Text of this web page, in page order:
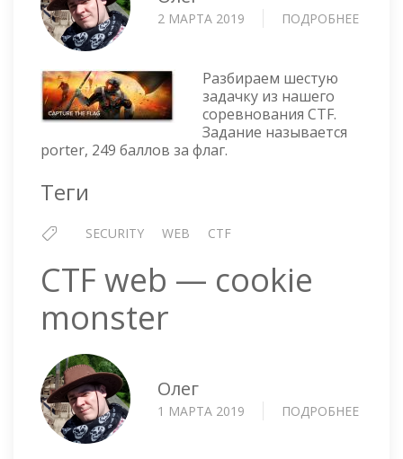
2 МАРТА 2019 ПОДРОБНЕЕ
Разбираем шестую
задачку из нашего
соревнования CTF.
Задание называется
porter, 249 баллов за флаг.
Теги
SECURITY WEB CTF
CTF web — cookie
monster
Олег
1 МАРТА 2019 ПОДРОБНЕЕ